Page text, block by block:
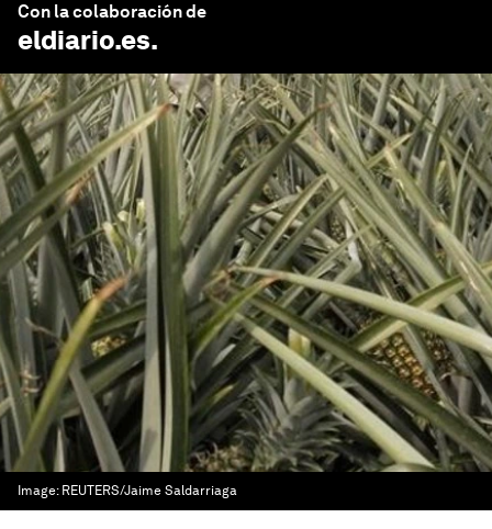
Con la colaboración de
eldiario.es.
Image: REUTERS/Jaime Saldarriaga